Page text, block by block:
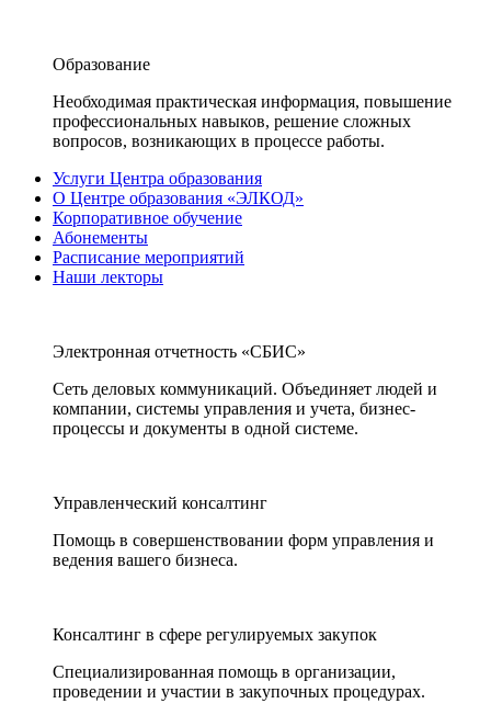
Образование
Необходимая практическая информация, повышение
профессиональных навыков, решение сложных
вопросов, возникающих в процессе работы.
Услуги Центра образования
О Центре образования «ЭЛКОД»
Корпоративное обучение
Абонементы
Расписание мероприятий
Наши лекторы
Электронная отчетность «СБИС»
Сеть деловых коммуникаций. Объединяет людей и
компании, системы управления и учета, бизнес-
процессы и документы в одной системе.
Управленческий консалтинг
Помощь в совершенствовании форм управления и
ведения вашего бизнеса.
Консалтинг в сфере регулируемых закупок
Специализированная помощь в организации,
проведении и участии в закупочных процедурах.